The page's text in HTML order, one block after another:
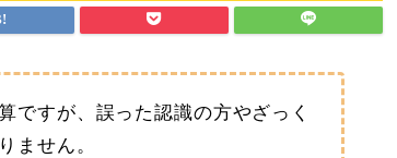
ですが、誤った認識の方やざっく
ません。